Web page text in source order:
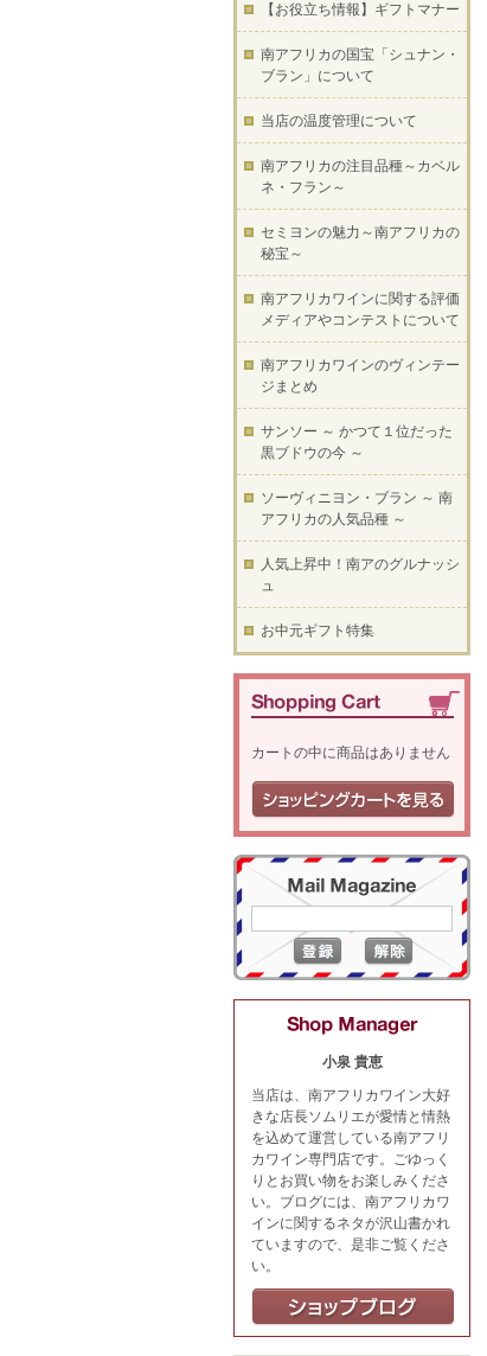
【お役立ち情報】ギフトマナー
南アフリカの国宝「シュナン・
ブラン」について
当店の温度管理について
南アフリカの注目品種～カベル
ネ・フラン～
セミヨンの魅力～南アフリカの
秘宝～
南アフリカワインに関する評価
メディアやコンテストについて
南アフリカワインのヴィンテー
ジまとめ
サンソー ～ かつて１位だった
黒ブドウの今 ～
ソーヴィニヨン・ブラン ～ 南
アフリカの人気品種 ～
人気上昇中！南アのグルナッシ
ュ
お中元ギフト特集
カートの中に商品はありません
小泉 貴恵
当店は、南アフリカワイン大好
きな店長ソムリエが愛情と情熱
を込めて運営している南アフリ
カワイン専門店です。ごゆっく
りとお買い物をお楽しみくださ
い。ブログには、南アフリカワ
インに関するネタが沢山書かれ
ていますので、是非ご覧くださ
い。